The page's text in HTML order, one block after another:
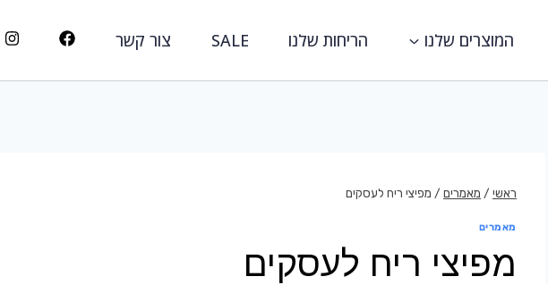
המוצרים שלנו הריחות שלנו SALE צור קשר
ראשי / מאמרים / מפיצי ריח לעסקים
מאמרים
מפיצי ריח לעסקים